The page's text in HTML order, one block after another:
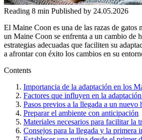
Reading 8 min Published by 24.05.2026
El Maine Coon es una de las razas de gatos
un Maine Coon se enfrenta a un cambio de
estrategias adecuadas que faciliten su
a afrontar con éxito los cambios en su
Contents
Importancia de la adaptación en los
Factores que influyen en la
Pasos previos a la llegada a un
Preparar el ambiente con anticipación
Materiales necesarios para facilitar la
Consejos para la llegada y la primera